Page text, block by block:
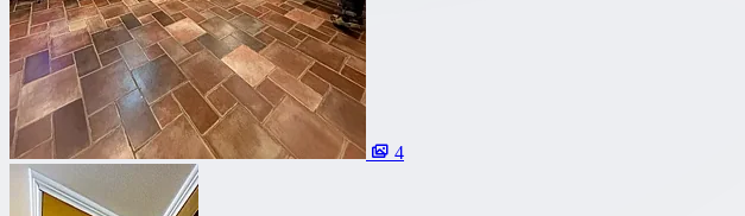
Танцпол
Со сценой
Со своим алкоголем
С живой музыкой
4